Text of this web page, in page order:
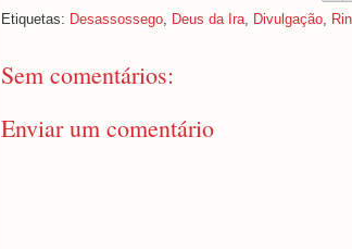
Etiquetas: Desassossego, Deus da Ira, Divulgação,
Sem comentários:
Enviar um comentário